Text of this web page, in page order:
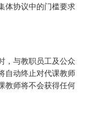
体协议中的门槛要求
，与教职员工及公众
自动终止对代课教师
教师将不会获得任何